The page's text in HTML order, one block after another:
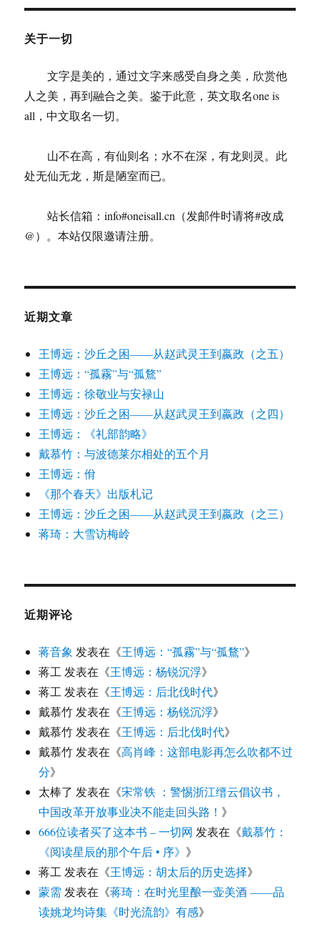
关于一切
文字是美的，通过文字来感受自身之美，欣赏他
人之美，再到融合之美。鉴于此意，英文取名one is
all，中文取名一切。
山不在高，有仙则名；水不在深，有龙则灵。此
处无仙无龙，斯是陋室而已。
站长信箱：info#oneisall.cn（发邮件时请将#改成
@）。本站仅限邀请注册。
近期文章
王博远：沙丘之困——从赵武灵王到嬴政（之五）
王博远：“孤霧”与“孤鶩”
王博远：徐敬业与安禄山
王博远：沙丘之困——从赵武灵王到嬴政（之四）
王博远：《礼部韵略》
戴慕竹：与波德莱尔相处的五个月
王博远：佾
《那个春天》出版札记
王博远：沙丘之困——从赵武灵王到嬴政（之三）
蒋琦：大雪访梅岭
近期评论
蒋音象 发表在《王博远：“孤霧”与“孤鶩”》
蒋工 发表在《王博远：杨锐沉浮》
蒋工 发表在《王博远：后北伐时代》
戴慕竹 发表在《王博远：杨锐沉浮》
戴慕竹 发表在《王博远：后北伐时代》
戴慕竹 发表在《高肖峰：这部电影再怎么吹都不过
分》
太棒了 发表在《宋常铁 ：警惕浙江缙云倡议书，
中国改革开放事业决不能走回头路！ 》
666位读者买了这本书 – 一切网 发表在《戴慕竹：
《阅读星辰的那个午后 • 序》 》
蒋工 发表在《王博远：胡太后的历史选择》
蒙需 发表在《蒋琦：在时光里酿一壶美酒 ——品
读姚龙均诗集《时光流韵》有感》